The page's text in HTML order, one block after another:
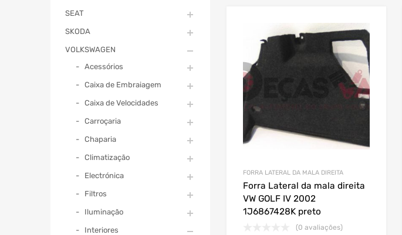
FORRA LATERAL DA MALA DIREITA
Forra Lateral da mala direita
VW GOLF IV 2002
1J6867428K preto
(0 avaliações)
SEAT
SKODA
VOLKSWAGEN
Acessórios
Caixa de Embraiagem
Caixa de Velocidades
Carroçaria
Chaparia
Climatização
Electrónica
Filtros
Iluminação
Interiores